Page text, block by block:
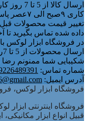
ارسال
کاری ۹صبح
تغییر قیمت محصولات
داده شده تماس بگیرید
در فروشگاه ابزار لوکس با
شکیبایی شما ممنونم رضا
شماره تماس: 09213786142
آدرس ایمیل:
فروشگاه ابزار لوکس،
فروشگاه اینترنتی ابزار
قبیل انواع ابزار